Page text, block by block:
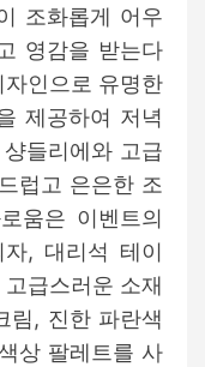
조화롭게 어우
영감을 받는다
인으로 유명한
제공하여 저녁
들리에와 고급
럽고 은은한 조
움은 이벤트의
, 대리석 테이
급스러운 소재
림, 진한 파란색
상 팔레트를 사